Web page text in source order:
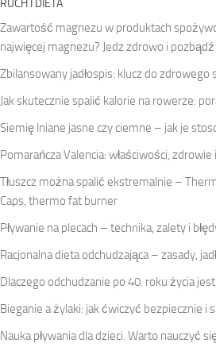
RUCH I DIETA
Zawartość magnezu w produktach
najwięcej magnezu? Jedz zdrowo i
Zbilansowany jadłospis: klucz do zdrowego
Jak skutecznie spalić kalorie na rowerze:
Siemię lniane jasne czy ciemne – jak je
Pomarańcza Valencia: właściwości,
Tłuszcz można spalić ekstremalnie –
Caps, thermo fat burner
Pływanie na plecach – technika, zalety i
Racjonalna dieta odchudzająca – zasady,
Dlaczego odchudzanie po 40. roku życia
Bieganie a żylaki: jak ćwiczyć bezpiecznie i
Nauka pływania dla dzieci. Warto nauczyć